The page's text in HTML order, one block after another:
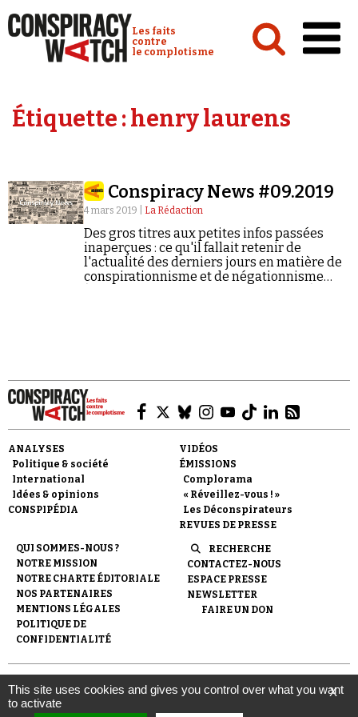
Conspiracy Watch :
Les faits
contre
le complotisme
Analyses
Vidéos
Revues de presse
Faire un don
Demander à Vera
Étiquette :henry laurens
Conspiracy News #09.2019
4 mars 2019 | La Rédaction
Des gros titres aux petites infos passées
inaperçues : ce qu'il fallait retenir de
l'actualité des derniers jours en matière de
conspirationnisme et de négationnisme
ANALYSES
Politique & société
International
Idées & opinions
CONSPIPÉDIA
VIDÉOS
ÉMISSIONS
Complorama
« Réveillez-vous ! »
Les Déconspirateurs
REVUES DE PRESSE
QUI SOMMES-NOUS ?
NOTRE MISSION
NOTRE CHARTE ÉDITORIALE
NOS PARTENAIRES
MENTIONS LÉGALES
POLITIQUE DE
CONFIDENTIALITÉ
RECHERCHE
CONTACTEZ-NOUS
ESPACE PRESSE
NEWSLETTER
FAIRE UN DON
© 2007- 2026 Conspiracy Watch | Une réalisation de
l'Observatoire du conspirationnisme (association loi de 1901) avec
le soutien de la Fondation pour la Mémoire de la Shoah.
X
This site uses cookies and gives you control over what you want
to activate